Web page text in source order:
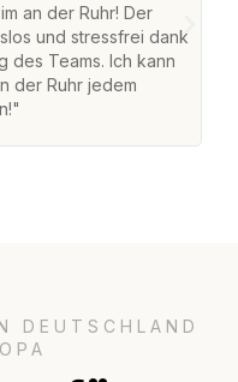
an der Ruhr! Der
und stressfrei dank
des Teams. Ich kann
der Ruhr jedem
DEUTSCHLAND